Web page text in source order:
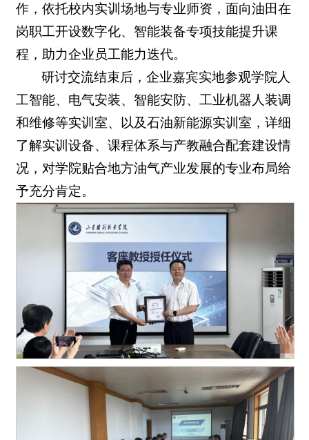
作，依托校内实训场地与专业师资，面向油田在
岗职工开设数字化、智能装备专项技能提升课
程，助力企业员工能力迭代。
研讨交流结束后，企业嘉宾实地参观学院人
工智能、电气安装、智能安防、工业机器人装调
和维修等实训室、以及石油新能源实训室，详细
了解实训设备、课程体系与产教融合配套建设情
况，对学院贴合地方油气产业发展的专业布局给
予充分肯定。